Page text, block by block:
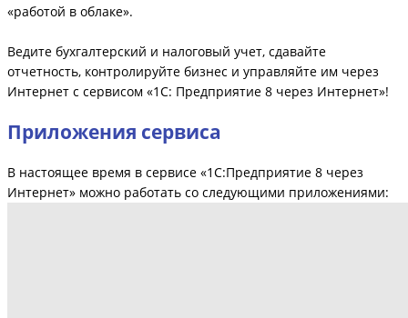
«работой в облаке».
Ведите бухгалтерский и налоговый учет, сдавайте
отчетность, контролируйте бизнес и управляйте им через
Интернет с сервисом «1С: Предприятие 8 через Интернет»!
Приложения сервиса
В настоящее время в сервисе «1С:Предприятие 8 через
Интернет» можно работать со следующими приложениями: